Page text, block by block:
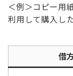
＜例＞コピー用
利用して購入し
借